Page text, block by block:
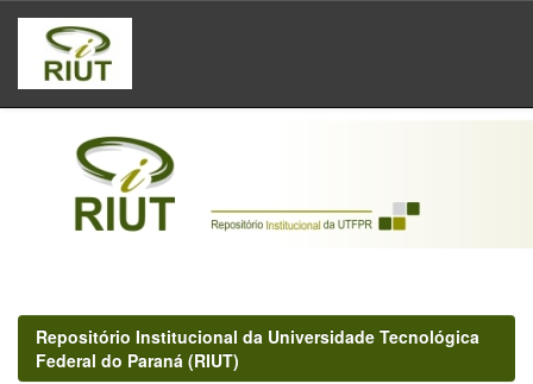
Skip
navigation
Repositório Institucional da Universidade Tecnológica
Federal do Paraná (RIUT)